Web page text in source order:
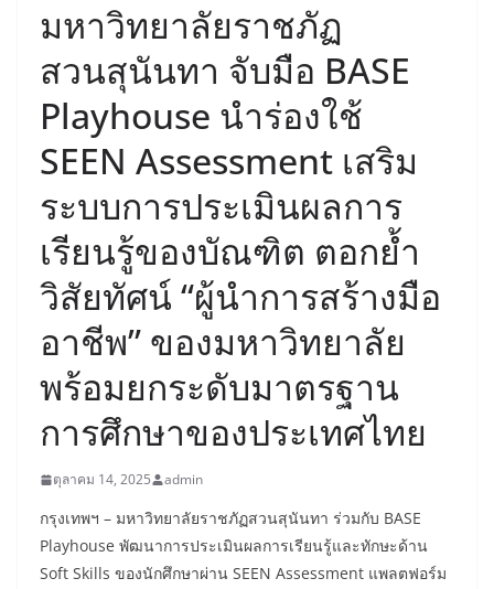
มหาวิทยาลัยราชภัฏ
สวนสุนันทา จับมือ BASE
Playhouse นำร่องใช้
SEEN Assessment เสริม
ระบบการประเมินผลการ
เรียนรู้ของบัณฑิต ตอกย้ำ
วิสัยทัศน์ “ผู้นำการสร้างมือ
อาชีพ” ของมหาวิทยาลัย
พร้อมยกระดับมาตรฐาน
การศึกษาของประเทศไทย
ตุลาคม 14, 2025 admin
กรุงเทพฯ – มหาวิทยาลัยราชภัฏสวนสุนันทา ร่วมกับ BASE
Playhouse พัฒนาการประเมินผลการเรียนรู้และทักษะด้าน
Soft Skills ของนักศึกษาผ่าน SEEN Assessment แพลตฟอร์ม